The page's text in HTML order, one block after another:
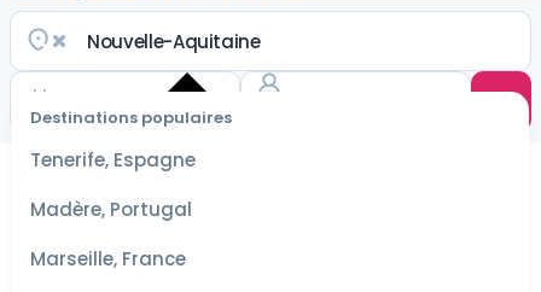
Destinations populaires
Tenerife, Espagne
Madère, Portugal
Marseille, France
Choisir
les
pour les
tarifs